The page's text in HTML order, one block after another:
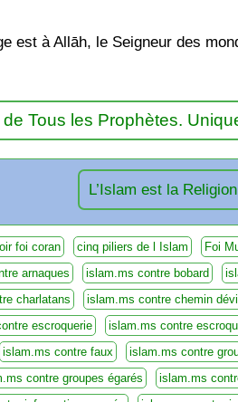
est à Allāh, le Seigneur des
de Tous les Prophètes.
L’Islam est la
foi coran cinq piliers de l Islam Foi
arnaques islam.ms contre bobard
charlatans islam.ms contre chemin
escroquerie islam.ms contre
islam.ms contre faux islam.ms contre
contre groupes égarés islam.ms